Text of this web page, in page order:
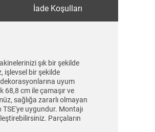
İade Koşulları
şık bir şekilde
işlevsel bir şekilde
uyum
68,8 cm ile çamaşır ve
sağlığa zararlı olmayan
uygundur. Montajı
Parçaların